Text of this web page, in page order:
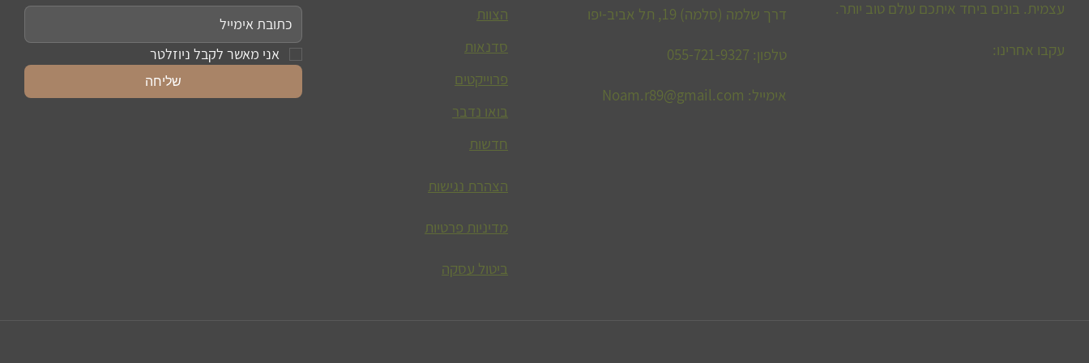
עצמית. בונים ביחד איתכם עולם טוב יותר.
עקבו אחרינו:
דרך שלמה (סלמה) 19, תל אביב-יפו
טלפון: 055-721-9327
אימייל: Noam.r89@gmail.com
הצוות
סדנאות
פרוייקטים
בואו נדבר
חדשות
הצהרת נגישות
מדיניות פרטיות
ביטול עסקה
אני מאשר לקבל ניוזלטר
שליחה